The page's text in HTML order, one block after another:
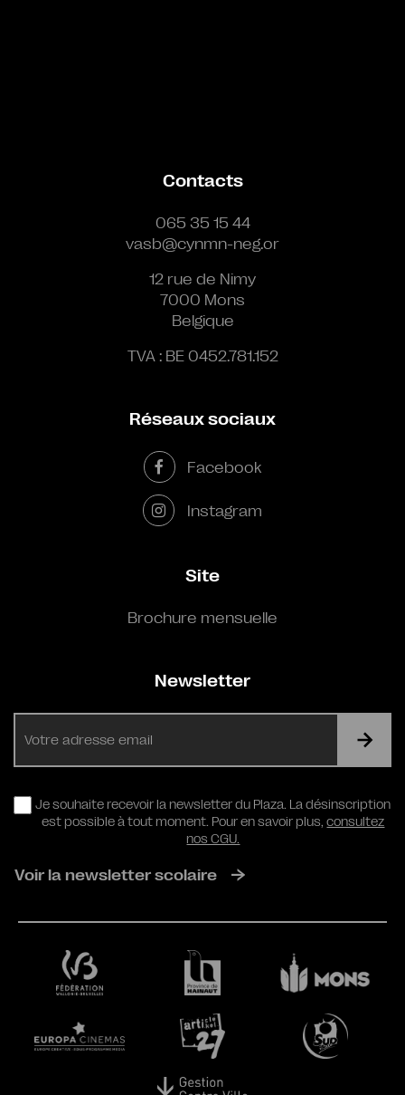
Contacts
065 35 15 44
vasb@cynmn-neg.or
12 rue de Nimy
7000 Mons
Belgique
TVA : BE 0452.781.152
Réseaux sociaux
Facebook
Instagram
Site
Brochure mensuelle
Newsletter
RGPD
Je souhaite recevoir la newsletter du Plaza. La désinscription
est possible à tout moment. Pour en savoir plus,consultez
nos CGU.
Voir la newsletter scolaire